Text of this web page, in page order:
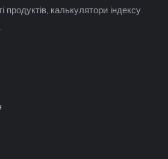
продуктів, калькулятори індексу